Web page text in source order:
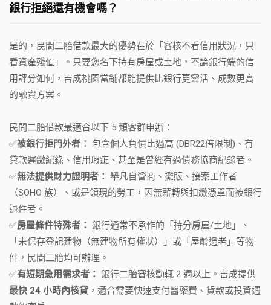
銀行拒絕還有機會嗎？
是的，民間二胎借款最大的優勢在於「審核不看信用狀況，只
看資產殘值」。只要您名下持有房屋或土地，不論銀行端的信
用評分如何，吉成桃園當鋪都能提供比銀行更靈活、成數更高
的融資方案。
民間二胎借款最適合以下 5 類客群申辦：
✅被銀行拒門外者： 包含個人負債比過高 (DBR22倍限制)、有
貸款遲繳紀錄、信用瑕疵、甚至是曾經有過債務協商紀錄者。
✅無法提供財力證明者： 舉凡自營商、攤販、接案工作者
（SOHO 族）、或是領現的勞工，因無薪轉與扣繳憑單而被銀行
退件者。
✅房屋條件特殊者： 銀行通常不承作的「持分房屋/土地」、
「未保存登記建物（無建物所有權狀）」或「屋齡過老」等物
件，民間二胎均可辦理。
✅有短期急用需求者： 銀行二胎審核動輒 2 週以上。吉成提供
最快 24 小時內核貸 ，適合需要快速支付醫藥費、貨款或投資週